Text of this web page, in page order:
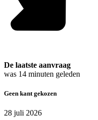
De laatste aanvraag
was 14 minuten geleden
Geen kant gekozen
28 juli 2026